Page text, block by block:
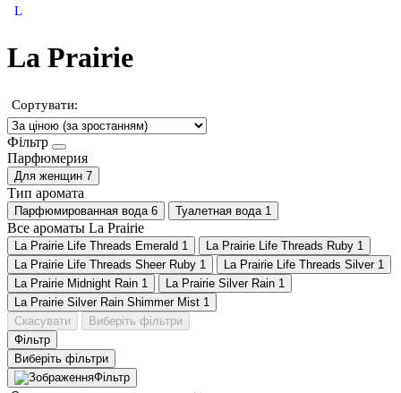
L
La Prairie
Сортувати:
Фільтр
Парфюмерия
Для женщин 7
Тип аромата
Парфюмированная вода 6 Туалетная вода 1
Все ароматы La Prairie
La Prairie Life Threads Emerald 1 La Prairie Life Threads Ruby 1
La Prairie Life Threads Sheer Ruby 1 La Prairie Life Threads Silver 1
La Prairie Midnight Rain 1 La Prairie Silver Rain 1
La Prairie Silver Rain Shimmer Mist 1
Скасувати
Виберіть фільтри
Фільтр
Виберіть фільтри
Фільтр